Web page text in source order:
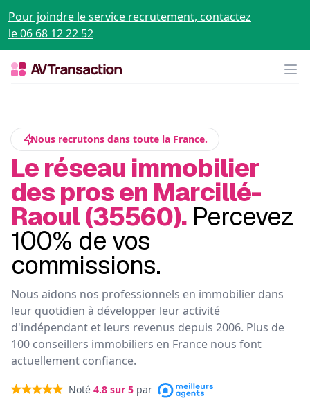
Pour joindre le service recrutement, contactez
le 06 68 12 22 52
Nous recrutons dans toute la France.
Le réseau immobilier
des pros en Marcillé-
Raoul (35560). Percevez
100% de vos
commissions.
Nous aidons nos professionnels en immobilier dans
leur quotidien à développer leur activité
d'indépendant et leurs revenus depuis 2006. Plus de
100 conseillers immobiliers en France nous font
actuellement confiance.
Noté 4.8 sur 5 par